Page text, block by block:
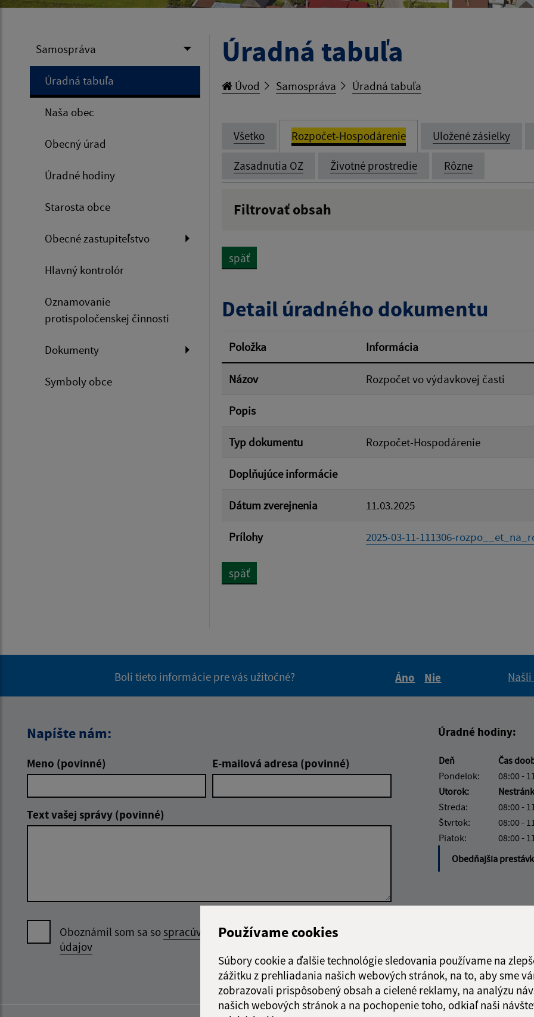
Používame cookies
Súbory cookie a ďalšie technológie sledovania používame na
zážitku z prehliadania našich webových stránok, na to, aby sme
zobrazovali prispôsobený obsah a cielené reklamy, na analýzu
našich webových stránok a na pochopenie toho, odkiaľ naši
Samospráva
Úradná tabuľa
Naša obec
Obecný úrad
Úradné hodiny
Starosta obce
Obecné zastupiteľstvo
Hlavný kontrolór
Oznamovanie
protispoločenskej činnosti
Dokumenty
Symboly obce
Úradná tabuľa
Úvod Samospráva Úradná tabuľa
Všetko Rozpočet-Hospodárenie Uložené zásielky
Zasadnutia OZ Životné prostredie Rôzne
Filtrovať obsah
Filtrovať
späť
Detail úradného dokumentu
Položka Informácia
Názov Rozpočet vo výdavkovej časti
Popis
Typ dokumentu Rozpočet-Hospodárenie
Doplňujúce informácie
Dátum zverejnenia 11.03.2025
Prílohy 2025-03-11-111306-
späť
Boli tieto informácie pre vás užitočné?
Áno
Nie
Napíšte nám:
Meno (povinné) E-mailová adresa (povinné)
Text vašej správy (povinné)
Oboznámil som sa sospracúvaním osobných
údajov
Google reCaptcha Response
Odoslať
Úradné hodiny:
Deň Čas
Pondelok:
08:00 -
Utorok:
Streda:
08:00 -
Štvrtok:
08:00 -
Piatok:
08:00 -
Obedňajšia